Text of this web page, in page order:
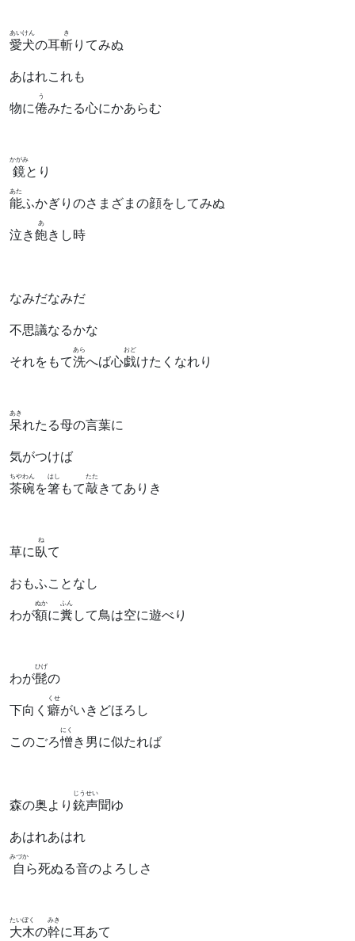
愛犬
あいけん
の耳斬
き
りてみぬ
あはれこれも
物に倦
う
みたる心にかあらむ
鏡
かがみ
とり
能
あた
ふかぎりのさまざまの顔をしてみぬ
泣き飽
あ
きし時
なみだなみだ
不思議なるかな
それをもて洗
あら
へば心戯
おど
けたくなれり
呆
あき
れたる母の言葉に
気がつけば
茶碗
ちやわん
を箸
はし
もて敲
たた
きてありき
草に臥
ね
て
おもふことなし
わが額
ぬか
に糞
ふん
して鳥は空に遊べり
わが髭
ひげ
の
下向く 癖
くせ
がいきどほろし
このごろ憎
にく
き男に似たれば
森の奥より 銃声
じうせい
聞ゆ
あはれあはれ
自
みづか
ら死ぬる音のよろしさ
大木
たいぼく
の幹
みき
に耳あて